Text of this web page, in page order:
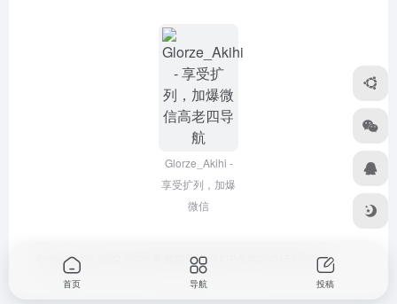
Glorze_Akihi -
享受扩列，加爆
微信
Copyright © 2022-2026 高老四导航 浙ICP备2020045320号-3
首页 导航 投稿